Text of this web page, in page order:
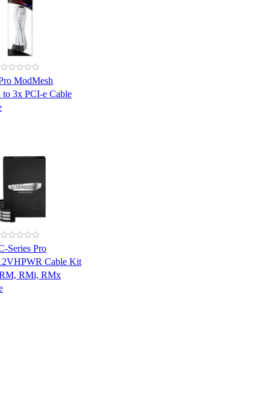
ModMesh
3x PCI-e Cable
Series Pro
Cable Kit
RMi, RMx